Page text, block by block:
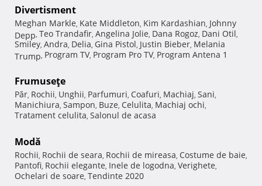
Divertisment
Meghan Markle, Kate Middleton, Kim Kardashian, Johnny
Depp, Teo Trandafir, Angelina Jolie, Dana Rogoz, Dani Otil,
Smiley, Andra, Delia, Gina Pistol, Justin Bieber, Melania
Trump, Program TV, Program Pro TV, Program Antena 1
Frumuseţe
Păr, Rochii, Unghii, Parfumuri, Coafuri, Machiaj, Sani,
Manichiura, Sampon, Buze, Celulita, Machiaj ochi,
Tratament celulita, Salonul de acasa
Modă
Rochii, Rochii de seara, Rochii de mireasa, Costume de baie,
Pantofi, Rochii elegante, Inele de logodna, Verighete,
Ochelari de soare, Tendinte 2020